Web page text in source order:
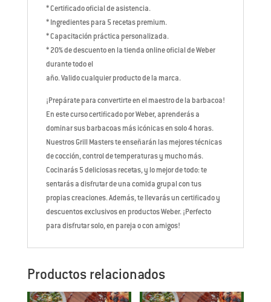
* Certificado oficial de asistencia.
* Ingredientes para 5 recetas premium.
* Capacitación práctica personalizada.
* 20% de descuento en la tienda online oficial de Weber
durante todo el
año. Valido cualquier producto de la marca.
¡Prepárate para convertirte en el maestro de la barbacoa!
En este curso certificado por Weber, aprenderás a
dominar sus barbacoas más icónicas en solo 4 horas.
Nuestros Grill Masters te enseñarán las mejores técnicas
de cocción, control de temperaturas y mucho más.
Cocinarás 5 deliciosas recetas, y lo mejor de todo: te
sentarás a disfrutar de una comida grupal con tus
propias creaciones. Además, te llevarás un certificado y
descuentos exclusivos en productos Weber. ¡Perfecto
para disfrutar solo, en pareja o con amigos!
Productos relacionados